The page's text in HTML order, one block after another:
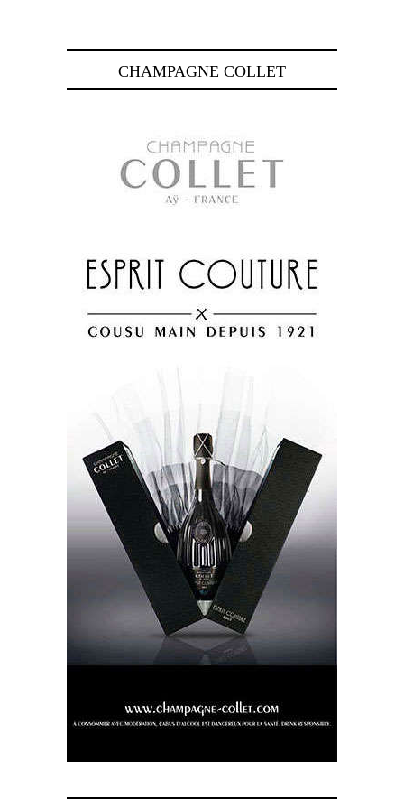
CHAMPAGNE COLLET